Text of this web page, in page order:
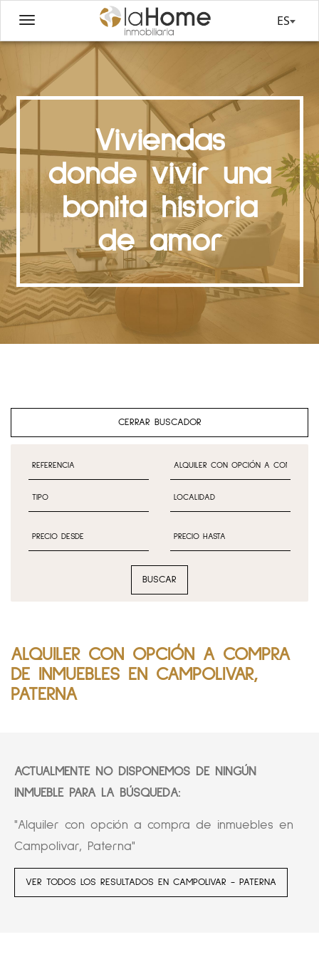
ES
Viviendas
donde vivir una
bonita historia
de amor
CERRAR BUSCADOR
BUSCAR
ALQUILER CON OPCIÓN A COMPRA
DE INMUEBLES EN CAMPOLIVAR,
PATERNA
ACTUALMENTE NO DISPONEMOS DE NINGÚN
INMUEBLE PARA LA BÚSQUEDA:
"Alquiler con opción a compra de inmuebles en
Campolivar, Paterna"
VER TODOS LOS RESULTADOS EN CAMPOLIVAR - PATERNA